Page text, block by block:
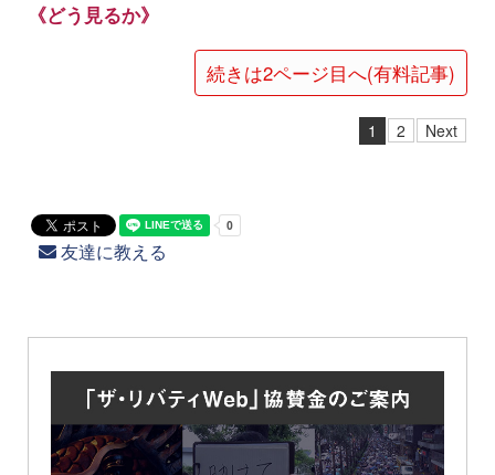
《どう見るか》
続きは2ページ目へ(有料記事)
1 2 Next
友達に教える